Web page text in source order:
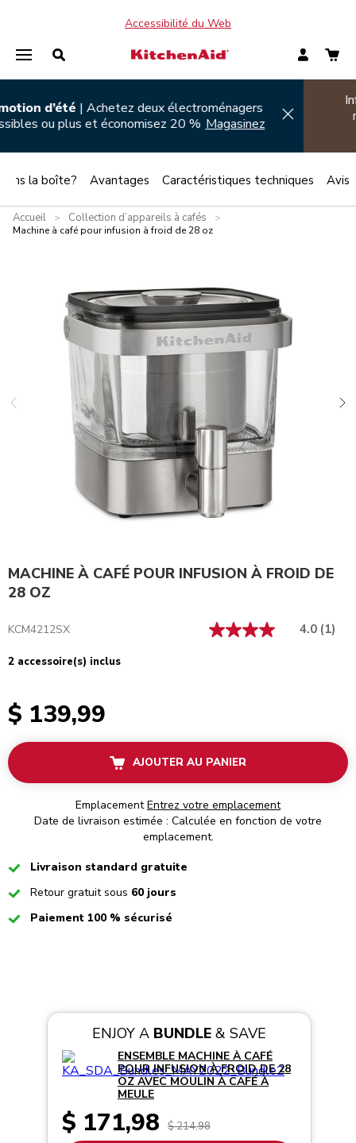
Accessibilité du Web
Promotion d’été| Achetez deux électroménagers
admissibles ou plus et économisez 20 %Magasinez
Accueil > Collection d’appareils à cafés
>
Machine à café pour infusion à froid de 28 oz
MACHINE À CAFÉ POUR INFUSION À FROID DE
28 OZ
KCM4212SX 4.0 (1)
2 accessoire(s) inclus
$ 139,99
AJOUTER AU PANIER
Emplacement Entrez votre emplacement
Date de livraison estimée : Calculée en fonction de votre
emplacement.
CheckedLivraison standard gratuite
CheckedRetour gratuit sous 60 jours
CheckedPaiement 100 % sécurisé
ENJOY A BUNDLE& SAVE
ENSEMBLE MACHINE À CAFÉ
POUR INFUSION À FROID DE 28
OZ AVEC MOULIN À CAFÉ À
MEULE
$ 171,98 $ 214,98
la boîte? Avantages Caractéristiques techniques Avis